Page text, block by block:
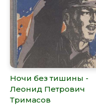
Ночи без тишины -
Леонид Петрович
Тримасов